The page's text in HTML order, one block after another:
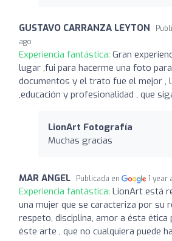
GUSTAVO CARRANZA LEYTON
ago
Experiencia fantástica: Gran
lugar ,fui para hacerme una foto
documentos y el trato fue el mejor ,
,educación y profesionalidad , que
LionArt Fotografía
Muchas gracias
MAR ANGEL Publicada en 1 year
Experiencia fantástica: LionArt está
una mujer que se caracteriza por su
respeto, disciplina, amor a ésta
éste arte , que no cualquiera puede